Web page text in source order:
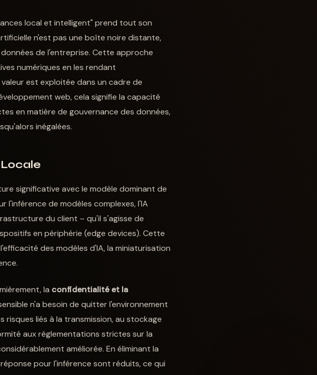
local et intelligent" prend tout son
n'est pas une boîte noire distante,
de l'entreprise. Cette approche
numériques en les rendant
est exploitée dans un cadre de
web, cela signifie la capacité
en matière de gouvernance des données,
inégalées.
significative avec le modèle dominant de
l'inférence de modèles complexes, l'IA
du client – qu'il s'agisse de
en périphérie (edge devices). Cette
des modèles d'IA, la miniaturisation
la confidentialité et la
n'a besoin de quitter l'environnement
risques liés à la transmission, au stockage
aux réglementations strictes sur la
améliorée. En éliminant la
pour l'inférence sont réduits, ce qui